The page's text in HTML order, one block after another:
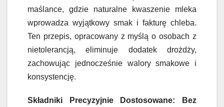
maślance, gdzie naturalne kwaszenie mleka
wprowadza wyjątkowy smak i fakturę chleba.
Ten przepis, opracowany z myślą o osobach z
nietolerancją, eliminuje dodatek drożdży,
zachowując jednocześnie walory smakowe i
konsystencję.
Składniki Precyzyjnie Dostosowane: Bez